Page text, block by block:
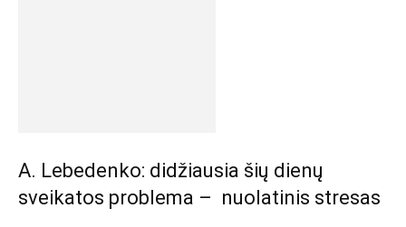
A. Lebedenko: didžiausia šių dienų
sveikatos problema – nuolatinis stresas